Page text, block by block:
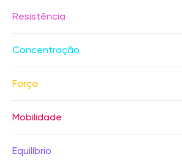
Resistência
Concentração
Força
Mobilidade
Equilíbrio